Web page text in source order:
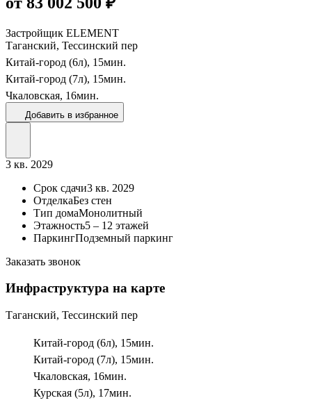
Застройщик ELEMENT
Таганский, Тессинский пер
Китай-город (6л), 15мин.
Китай-город (7л), 15мин.
Чкаловская, 16мин.
Добавить в избранное
3 кв. 2029
Срок сдачи3 кв. 2029
ОтделкаБез стен
Тип домаМонолитный
Этажность5 – 12 этажей
ПаркингПодземный паркинг
Заказать звонок
Инфраструктура на карте
Таганский, Тессинский пер
Китай-город (6л), 15мин.
Китай-город (7л), 15мин.
Чкаловская, 16мин.
Курская (5л), 17мин.